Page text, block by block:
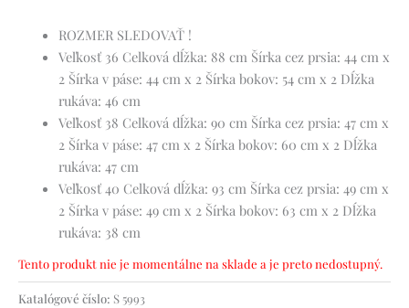
ROZMER SLEDOVAŤ !
Veľkosť 36 Celková dĺžka: 88 cm Šírka cez prsia: 44 cm x
2 Šírka v páse: 44 cm x 2 Šírka bokov: 54 cm x 2 Dĺžka
rukáva: 46 cm
Veľkosť 38 Celková dĺžka: 90 cm Šírka cez prsia: 47 cm x
2 Šírka v páse: 47 cm x 2 Šírka bokov: 60 cm x 2 Dĺžka
rukáva: 47 cm
Veľkosť 40 Celková dĺžka: 93 cm Šírka cez prsia: 49 cm x
2 Šírka v páse: 49 cm x 2 Šírka bokov: 63 cm x 2 Dĺžka
rukáva: 38 cm
Tento produkt nie je momentálne na sklade a je preto nedostupný.
Katalógové číslo: S 5993